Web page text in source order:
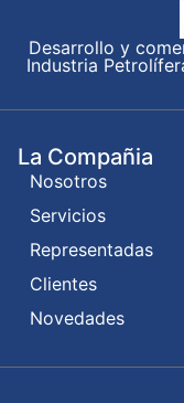
Desarrollo y
Industria
La Compañia
Nosotros
Servicios
Representadas
Clientes
Novedades